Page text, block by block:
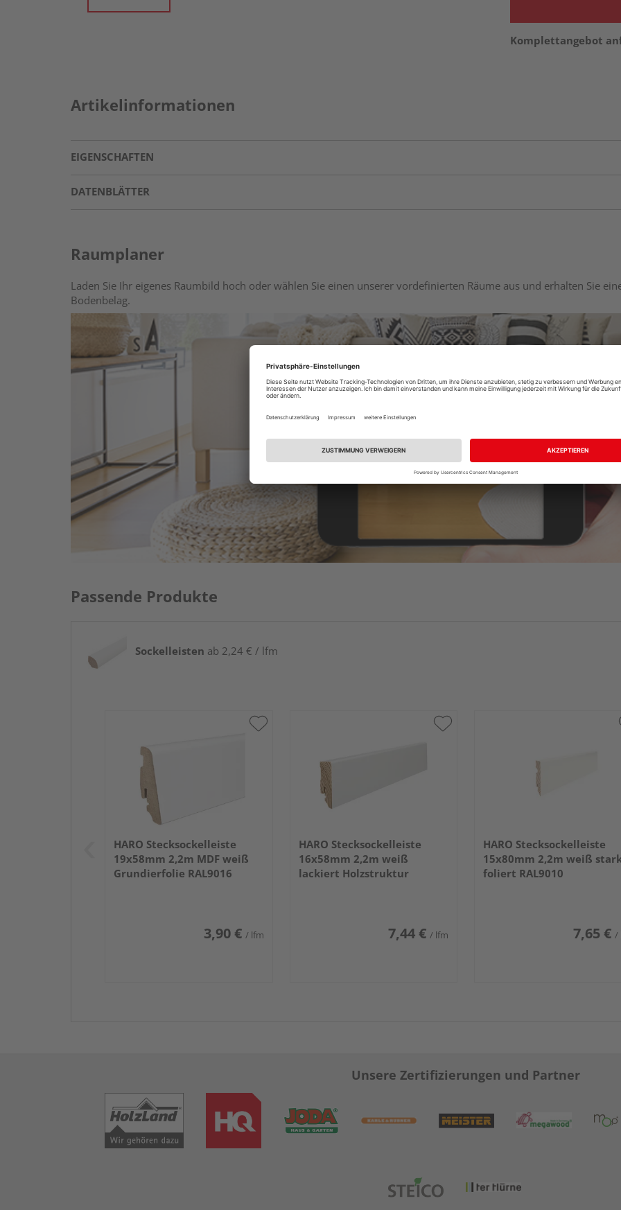
Komplettangebot
Artikelinformationen
EIGENSCHAFTEN
DATENBLÄTTER
Raumplaner
Laden Sie Ihr eigenes Raumbild hoch oder wählen Sie einen unserer vordefinierten Räume aus und erhalten Sie
Bodenbelag.
Raumplaner
Passende Produkte
Sockelleisten ab 2,24 € / lfm
HARO Stecksockelleiste
19x58mm 2,2m MDF weiß
Grundierfolie RAL9016
3,90 € / lfm
HARO Stecksockelleiste
16x58mm 2,2m weiß
lackiert Holzstruktur
7,44 € / lfm
HARO Stecksockelleiste
15x80mm 2,2m weiß
foliert RAL9010
7,65 € /
Unsere Zertifizierungen und Partner